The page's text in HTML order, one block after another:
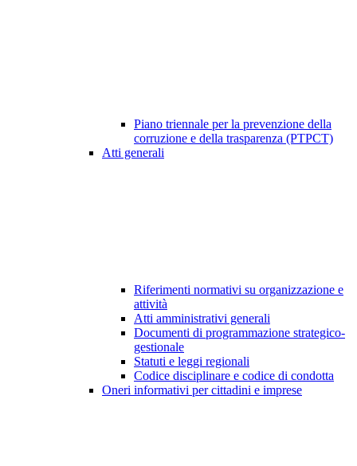
Piano triennale per la prevenzione della
corruzione e della trasparenza (PTPCT)
Atti generali
Riferimenti normativi su organizzazione e
attività
Atti amministrativi generali
Documenti di programmazione strategico-
gestionale
Statuti e leggi regionali
Codice disciplinare e codice di condotta
Oneri informativi per cittadini e imprese